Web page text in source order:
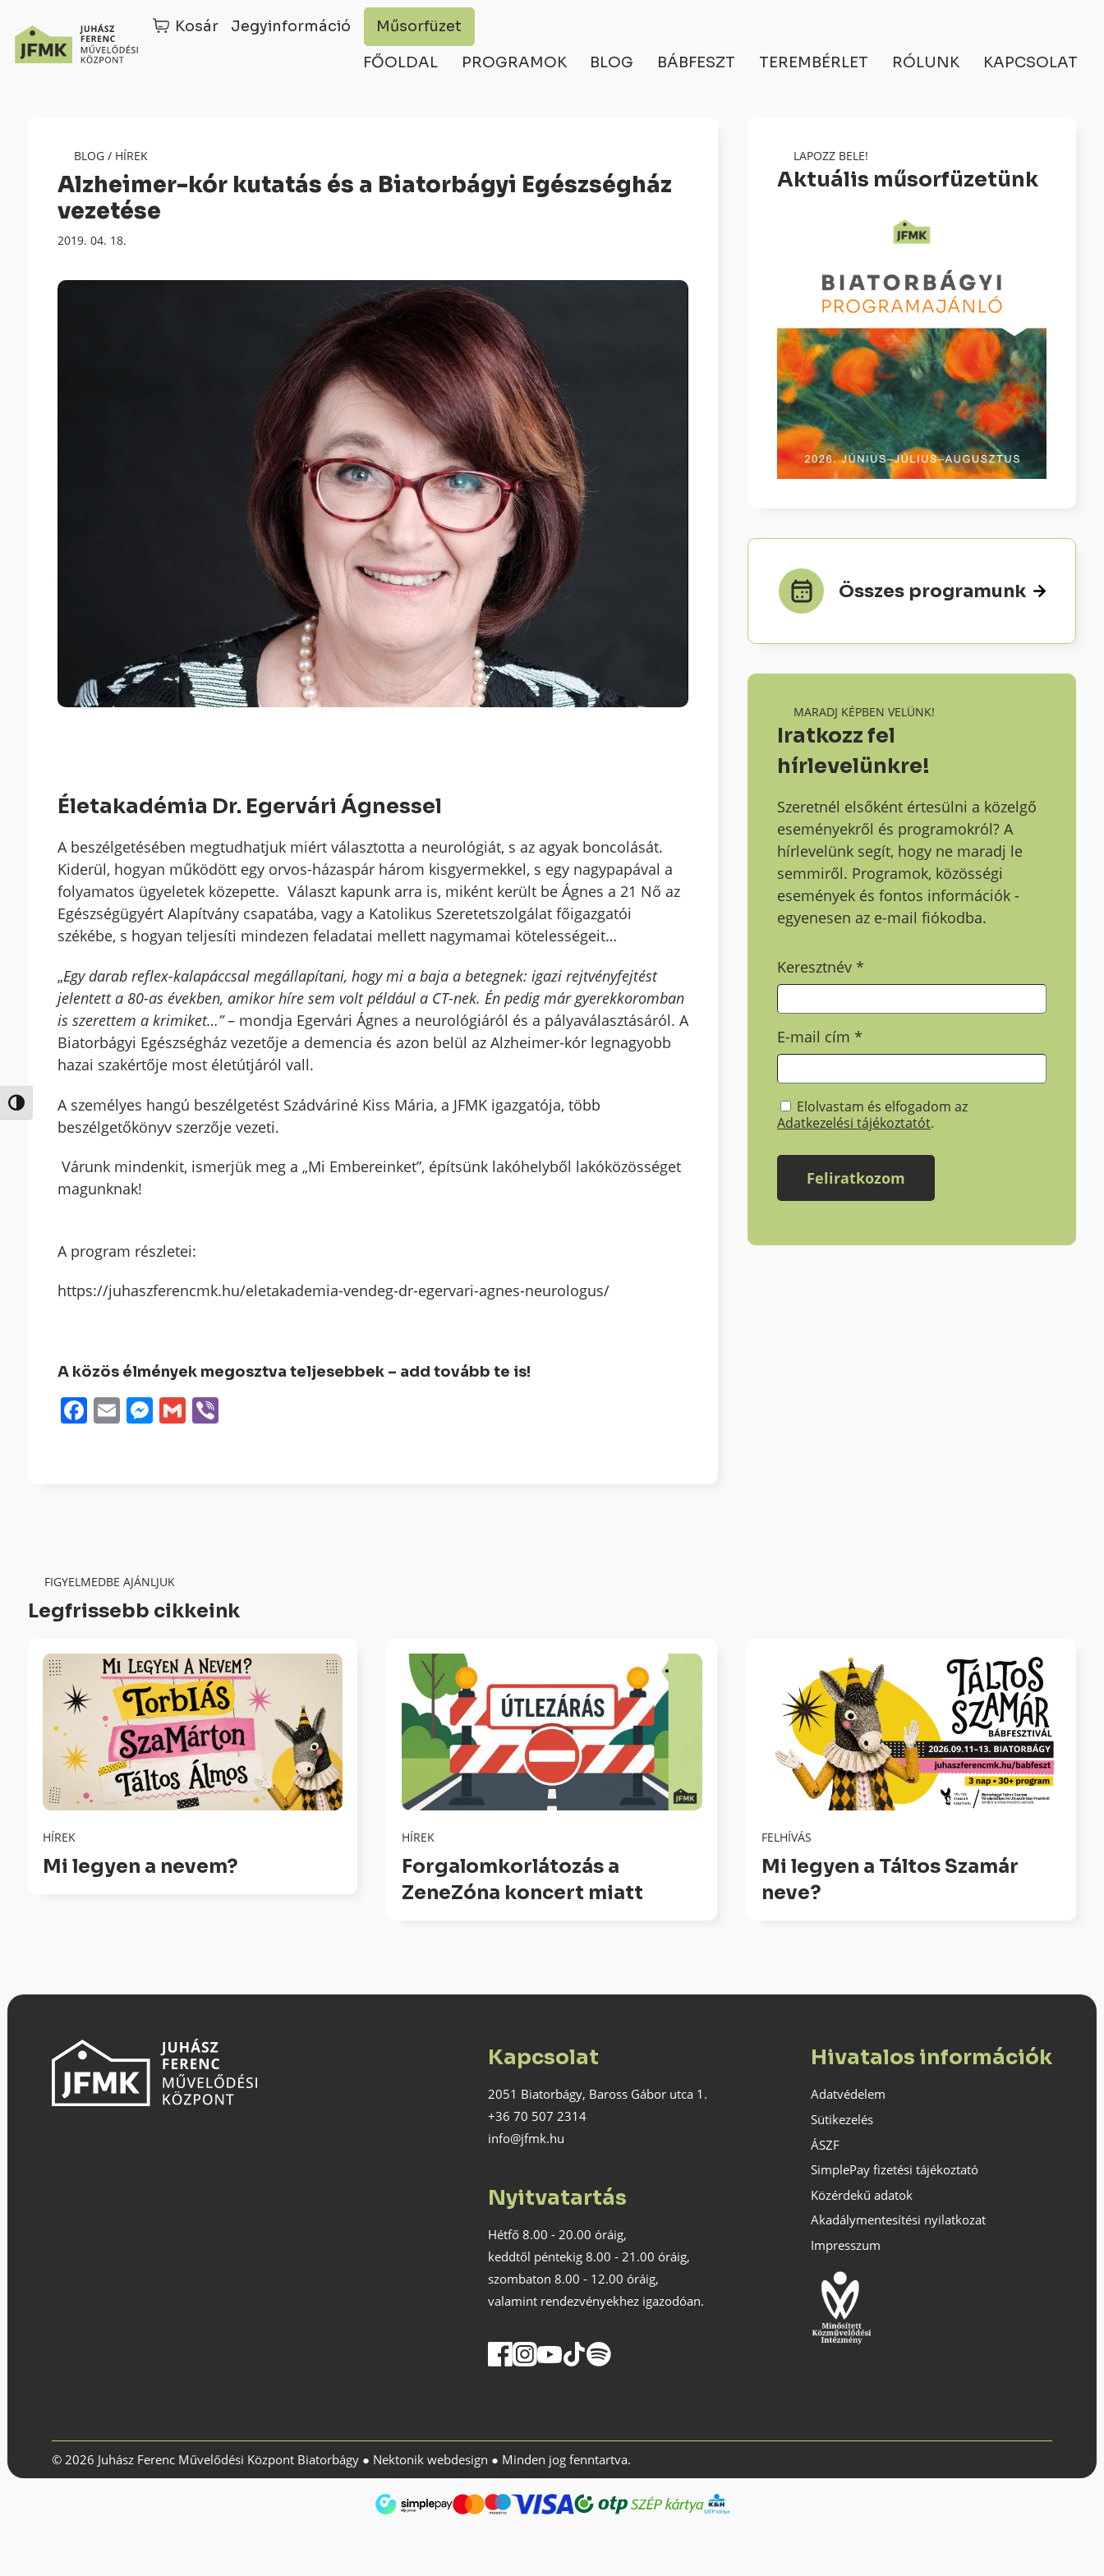
Nagy kontraszt váltása
Kosár Jegyinformáció Műsorfüzet
FŐOLDAL PROGRAMOK BLOG BÁBFESZT TEREMBÉRLET RÓLUNK KAPCSOLAT
BLOG/ HÍREK
Alzheimer-kór kutatás és a Biatorbágyi Egészségház
vezetése
Megjelenés
2019. 04. 18.
Életakadémia Dr. Egervári Ágnessel
A beszélgetésében megtudhatjuk miért választotta a neurológiát, s az agyak boncolását.
Kiderül, hogyan működött egy orvos-házaspár három kisgyermekkel, s egy nagypapával a
folyamatos ügyeletek közepette. Választ kapunk arra is, miként került be Ágnes a 21 Nő az
Egészségügyért Alapítvány csapatába, vagy a Katolikus Szeretetszolgálat főigazgatói
székébe, s hogyan teljesíti mindezen feladatai mellett nagymamai kötelességeit…
„Egy darab reflex-kalapáccsal megállapítani, hogy mi a baja a betegnek: igazi rejtvényfejtést
jelentett a 80-as években, amikor híre sem volt például a CT-nek. Én pedig már gyerekkoromban
is szerettem a krimiket…”– mondja Egervári Ágnes a neurológiáról és a pályaválasztásáról. A
Biatorbágyi Egészségház vezetője a demencia és azon belül az Alzheimer-kór legnagyobb
hazai szakértője most életútjáról vall.
A személyes hangú beszélgetést Szádváriné Kiss Mária, a JFMK igazgatója, több
beszélgetőkönyv szerzője vezeti.
Várunk mindenkit, ismerjük meg a „Mi Embereinket”, építsünk lakóhelyből lakóközösséget
magunknak!
A program részletei:
https://juhaszferencmk.hu/eletakademia-vendeg-dr-egervari-agnes-neurologus/
A közös élmények megosztva teljesebbek – add tovább te is!
Facebook
EmailMessenger
GmailViber
LAPOZZ BELE!
Aktuális műsorfüzetünk
Összes programunk
MARADJ KÉPBEN VELÜNK!
Iratkozz fel
hírlevelünkre!
Szeretnél elsőként értesülni a közelgő
eseményekről és programokról? A
hírlevelünk segít, hogy ne maradj le
semmiről. Programok, közösségi
események és fontos információk -
egyenesen az e-mail fiókodba.
Keresztnév*
E-mail cím*
Elolvastam és elfogadom az
Adatkezelési tájékoztatót.
FIGYELMEDBE AJÁNLJUK
Legfrissebb cikkeink
HÍREK
Mi legyen a nevem?
HÍREK
Forgalomkorlátozás a
ZeneZóna koncert miatt
FELHÍVÁS
Mi legyen a Táltos Szamár
neve?
Kapcsolat
2051 Biatorbágy, Baross Gábor utca 1.
+36 70 507 2314
info@jfmk.hu
Nyitvatartás
Hétfő 8.00 - 20.00 óráig,
keddtől péntekig 8.00 - 21.00 óráig,
szombaton 8.00 - 12.00 óráig,
valamint rendezvényekhez igazodóan.
Hivatalos információk
Adatvédelem
Sütikezelés
ÁSZF
SimplePay fizetési tájékoztató
Közérdekű adatok
Akadálymentesítési nyilatkozat
Impresszum
© 2026 Juhász Ferenc Művelődési Központ Biatorbágy ● Nektonik webdesign ● Minden jog fenntartva.